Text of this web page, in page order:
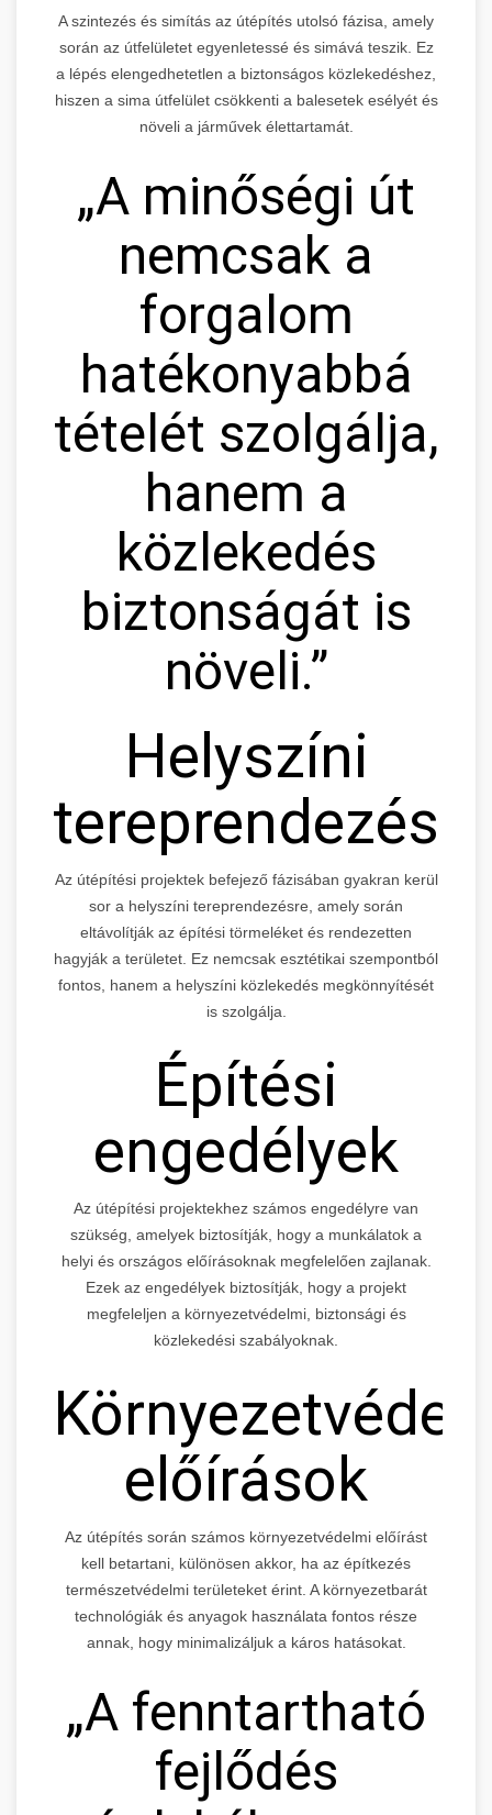
A szintezés és simítás az útépítés utolsó fázisa, amely
során az útfelületet egyenletessé és simává teszik. Ez
a lépés elengedhetetlen a biztonságos közlekedéshez,
hiszen a sima útfelület csökkenti a balesetek esélyét és
növeli a járművek élettartamát.
„A minőségi út
nemcsak a
forgalom
hatékonyabbá
tételét szolgálja,
hanem a
közlekedés
biztonságát is
növeli.”
Helyszíni
tereprendezés
Az útépítési projektek befejező fázisában gyakran kerül
sor a helyszíni tereprendezésre, amely során
eltávolítják az építési törmeléket és rendezetten
hagyják a területet. Ez nemcsak esztétikai szempontból
fontos, hanem a helyszíni közlekedés megkönnyítését
is szolgálja.
Építési
engedélyek
Az útépítési projektekhez számos engedélyre van
szükség, amelyek biztosítják, hogy a munkálatok a
helyi és országos előírásoknak megfelelően zajlanak.
Ezek az engedélyek biztosítják, hogy a projekt
megfeleljen a környezetvédelmi, biztonsági és
közlekedési szabályoknak.
előírások
Az útépítés során számos környezetvédelmi előírást
kell betartani, különösen akkor, ha az építkezés
természetvédelmi területeket érint. A környezetbarát
technológiák és anyagok használata fontos része
annak, hogy minimalizáljuk a káros hatásokat.
„A fenntartható
fejlődés